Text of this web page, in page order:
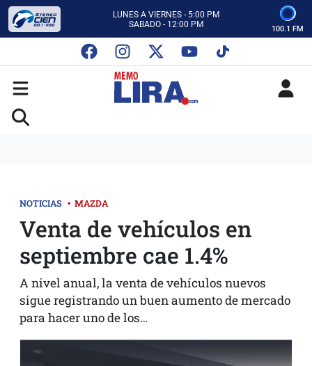
LUNES A VIERNES - 5:00 PM
SABADO - 12:00 PM
CON MEMO LIRA Y SU EQUIPO
LUNES A VIERNES - 5:00 PM
SABADO - 12:00 PM
100.1 FM
NOTICIAS • MAZDA
Venta de vehículos en
septiembre cae 1.4%
A nivel anual, la venta de vehículos nuevos
sigue registrando un buen aumento de mercado
para hacer uno de los…